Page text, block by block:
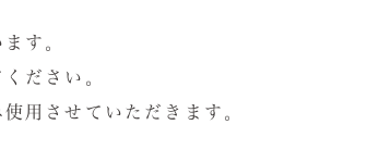
す。
ださい。
用させていただきます。